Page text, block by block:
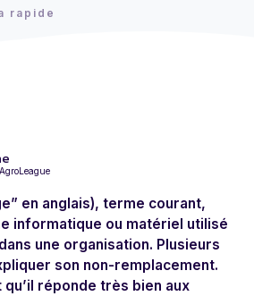
rapide
en anglais), terme courant,
informatique ou matériel utilisé
une organisation. Plusieurs
son non-remplacement.
réponde très bien aux